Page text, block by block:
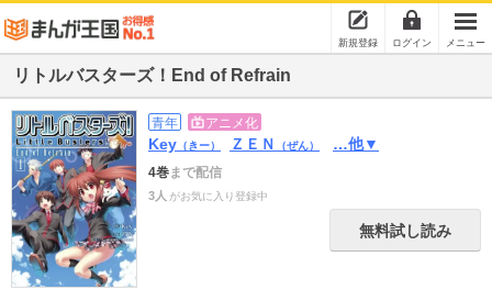
新規登録 ログイン メニュー
リトルバスターズ！End of Refrain
青年 アニメ化
Key （きー） ＺＥＮ （ぜん） …他▼
4巻まで配信
3人 がお気に入り登録中
無料試し読み